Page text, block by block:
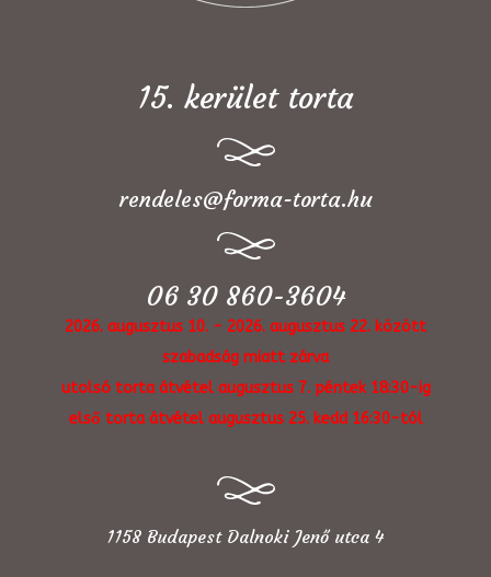
15. kerület torta
rendeles@forma-torta.hu
06 30 860-3604
2026. augusztus 10. - 2026. augusztus 22. között
szabadság miatt zárva
utolsó torta átvétel augusztus 7. péntek 18:30-ig
első torta átvétel augusztus 25. kedd 16:30-tól
1158 Budapest Dalnoki Jenő utca 4